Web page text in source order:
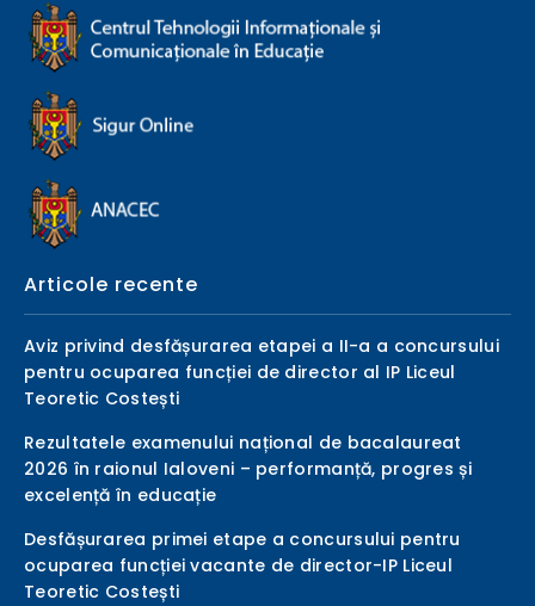
Articole recente
Aviz privind desfășurarea etapei a II-a a concursului
pentru ocuparea funcției de director al IP Liceul
Teoretic Costești
Rezultatele examenului național de bacalaureat
2026 în raionul Ialoveni – performanță, progres și
excelență în educație
Desfășurarea primei etape a concursului pentru
ocuparea funcției vacante de director-IP Liceul
Teoretic Costești